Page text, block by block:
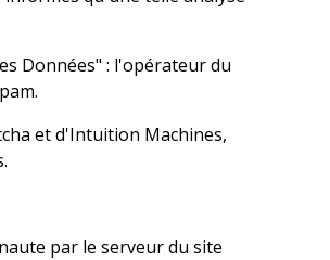
Données" : l'opérateur du
et d'Intuition Machines,
.
par le serveur du site